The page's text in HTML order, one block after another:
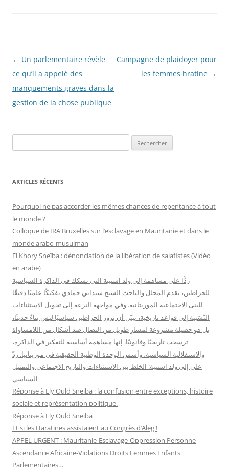
Navigation
des
articles
← Un parlementaire révèle
ce qu’il a appelé des
manquements graves dans la
gestion de la chose publique
Campagne de plaidoyer pour
les femmes hratine →
e
h
r
c
h
r
ARTICLES RÉCENTS
Pourquoi ne pas accorder les mêmes chances de repentance à tout
le monde ?
Colloque de IRA Bruxelles sur l’esclavage en Mauritanie et dans le
monde arabo-musulman
El Khory Sneïba : dénonciation de la libération de salafistes (Vidéo
en arabe)
ردًّا على مساهمة إلي ولد اسنيبة التي تشكك في الذاكرة السياسية
للحراطين، يقدم المحلل والباحث الشيخ سيداتي حمادي تفكيكًا علميًا دقيقًا
للبنى الاجتماعية الموريتانية. وفي مواجهة النزعة إلى تحويل الاستثناءات
النَّسَبية إلى قواعد تاريخية، يبيّن أن بروز الحراطين سياسيًا ليس بناءً حديثًا،
بل هو حصيلة مشروعة لمسار طويل من النضال ضد أشكال من اللامساواة
ترسخت تاريخيًا وقانونيًا. إنها مساهمة أساسية للتفكير في الذاكرة،
والاستقلالية السياسية، وأسس الوحدة الوطنية الحقيقية في موريتانيا. ردّ
على إلي ولد اسنيبة: الخلط بين الاستثناءات والتاريخ الاجتماعي والتمثيل
السياسي
Réponse à Ely Ould Sneiba : la confusion entre exceptions, histoire
sociale et représentation politique.
Réponse à Ely Ould Sneiba
Et si les Haratines assistaient au Congrès d’Aleg !
APPEL URGENT : Mauritanie-Esclavage-Oppression Personne
Ascendance Africaine-Violations Droits Femmes Enfants
Parlementaires…